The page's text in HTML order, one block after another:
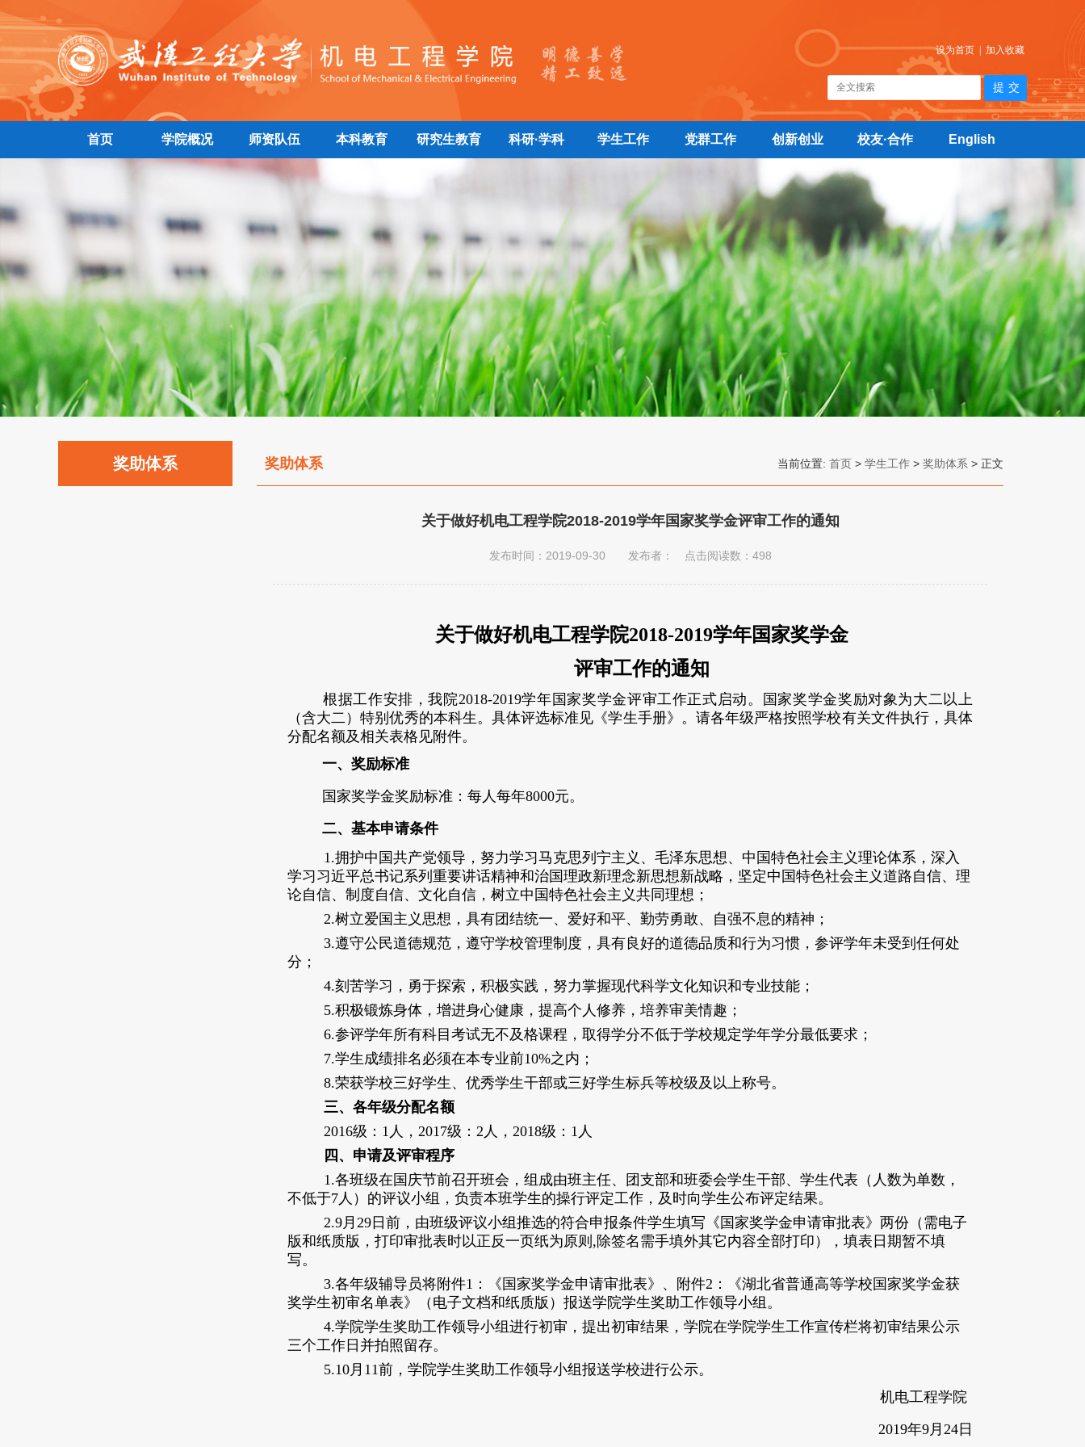
设为首页 加入收藏
首页 学院概况 师资队伍 本科教育 研究生教育 科研·学科 学生工作 党群工作 创新创业 校友·合作 English
奖助体系 奖助体系 当前位置: 首页 > 学生工作 > 奖助体系 > 正文
关于做好机电工程学院2018-2019学年国家奖学金评审工作的通知
发布时间：2019-09-30 发布者： 点击阅读数： 498
关于做好机电工程学院2018-2019学年国家奖学金
评审工作的通知
根据工作安排，我 院2018-2019学年国家奖学金评审工作正式启动。国家奖学金奖励对象为大二以上
（含大二）特别优秀的本科生。具体评选标准见《学生手册》。请各年级严格按照学校有关文件执行，具体
分配名额及相关表格见附件。
一、 奖励标准
国家奖学金奖励标准：每人每年8000元。
二、 基本申请条件
1.拥护中国共产党领导，努力学习马克思列宁主义、毛泽东思想、中国特色社会主义理论体系，深入
学习习近平总书记系列重要讲话精神和治国理政新理念新思想新战略，坚定中国特色社会主义道路自信、理
论自信、制度自信、文化自信，树立中国特色社会主义共同理想；
2.树立爱国主义思想，具有团结统一、爱好和平、勤劳勇敢、自强不息的精神；
3.遵守公民道德规范，遵守学校管理制度，具有良好的道德品质和行为习惯，参评学年未受到任何处
分；
4.刻苦学习，勇于探索，积极实践，努力掌握现代科学文化知识和专业技能；
5.积极锻炼身体，增进身心健康，提高个人修养，培养审美情趣；
6.参评学年所有科目考试无不及格课程，取得学分不低于学校规定学年学分最低要求 ；
7.学生成绩排名必须在本专业前10%之内；
8.荣获学校三好学生、优秀学生干部或三好学生标兵等校级及以上称号。
三、各年级分配名额
2016级：1人，2017级：2人，2018级：1人
四、申请及评审程序
1.各班级在国庆节前召开班会，组成由班主任、团支部和班委会学生干部、学生代表（人数为单数，
不低于7人 ）的评议小组，负责本班学生的操行评定工作，及时向学生公布评定结果。
2.9月29日前，由班级评议小组推选的符合申报条件学生填写《国家奖学金申请审批表》两份（ 需电子
版和纸质版， 打印审批表时以正反一页纸为原则 ,除签名需手填外其它内容全部打印），填表日期暂不填
写。
3.各年级辅导员将附件1： 《国家奖学金申请审批表》 、附件2：《湖北省普通高等学校国家奖学金获
奖学生初审名单表》
（电子文档和纸质版 ） 报送学院学生奖助工作领导小组 。
4.学院学生奖助工作领导小组进行初审，提出初审结果， 学院在学院学生工作宣传栏将初审结果公示
三个工作日并拍照留存。
5.10月11前，学院学生奖助工作领导小组 报送学校进行公示。
机电工程学院
2019年9月24日